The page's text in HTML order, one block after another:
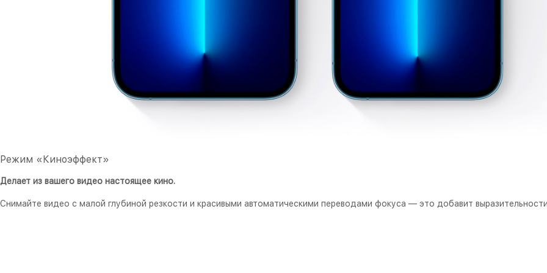
Режим «Киноэффект»
Делает из вашего видео настоящее кино.
Снимайте видео с малой глубиной резкости и красивыми автоматическими переводами фокуса — это добавит